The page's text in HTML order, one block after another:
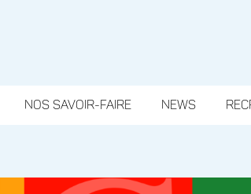
NOS SAVOIR-FAIRE NEWS